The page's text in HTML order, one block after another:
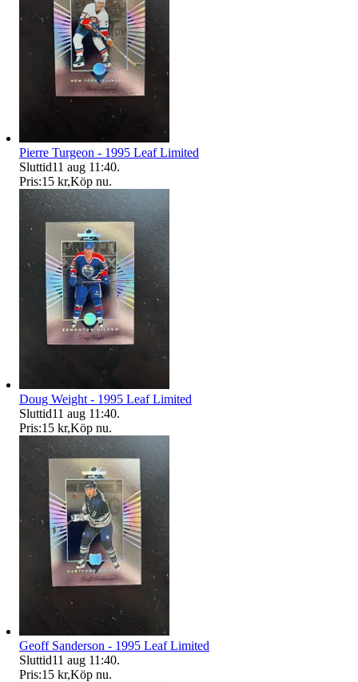
Pierre Turgeon - 1995 Leaf Limited
Sluttid11 aug 11:40.
Pris:15 kr,Köp nu.
Doug Weight - 1995 Leaf Limited
Sluttid11 aug 11:40.
Pris:15 kr,Köp nu.
Geoff Sanderson - 1995 Leaf Limited
Sluttid11 aug 11:40.
Pris:15 kr,Köp nu.